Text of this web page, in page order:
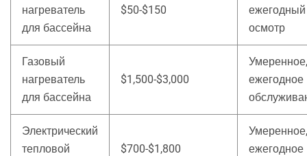
нагреватель
для бассейна
$50-$150
ежегодный
осмотр
Газовый
нагреватель
для бассейна
$1,500-$3,000
Умеренное,
ежегодное
Электрический
тепловой
$700-$1,800
Умеренное,
ежегодное